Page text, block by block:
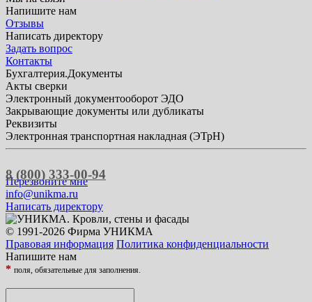
Напишите нам
Отзывы
Написать директору
Задать вопрос
Контакты
Бухгалтерия.Документы
Акты сверки
Электронный документооборот ЭДО
Закрывающие документы или дубликаты
Реквизиты
Электронная транспортная накладная (ЭТрН)
8 (800) 333-00-94
Перезвоните мне
info@unikma.ru
Написать директору
© 1991-2026 Фирма УНИКМА
Правовая информация Политика конфиденциальности
Напишите нам
* поля, обязательные для заполнения.